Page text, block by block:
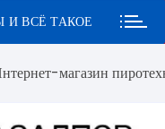
ВСЁ ТАКОЕ
магазин